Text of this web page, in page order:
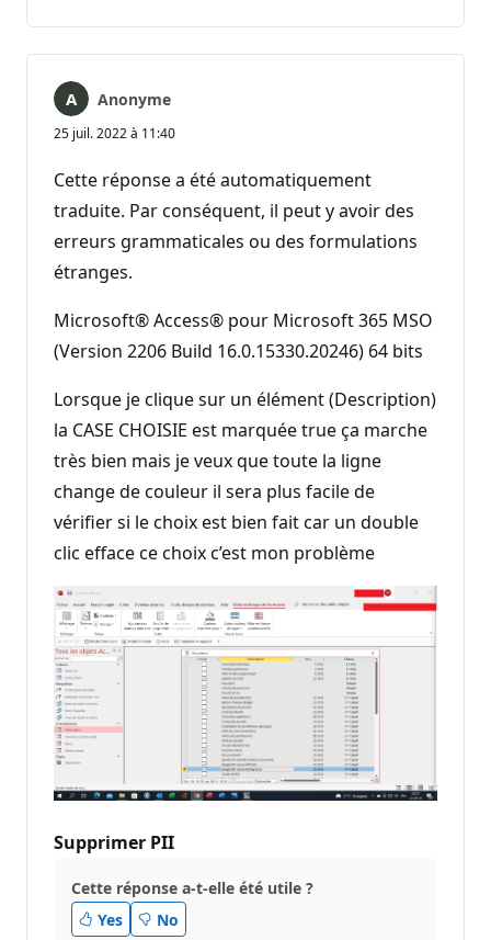
Anonyme
25 juil. 2022 à 11:40
Cette réponse a été automatiquement
traduite. Par conséquent, il peut y avoir des
erreurs grammaticales ou des formulations
étranges.
Microsoft® Access® pour Microsoft 365 MSO
(Version 2206 Build 16.0.15330.20246) 64 bits
Lorsque je clique sur un élément (Description)
la CASE CHOISIE est marquée true ça marche
très bien mais je veux que toute la ligne
change de couleur il sera plus facile de
vérifier si le choix est bien fait car un double
clic efface ce choix c’est mon problème
Supprimer PII
Cette réponse a-t-elle été utile ?
Yes
No